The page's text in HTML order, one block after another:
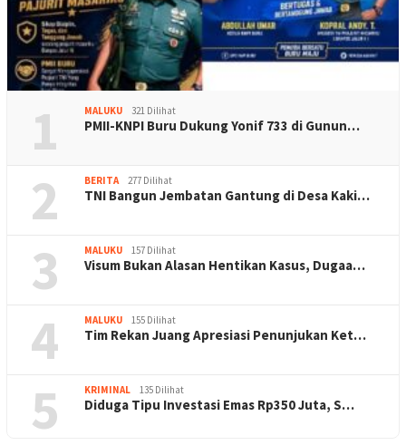
1 MALUKU 321 Dilihat
PMII-KNPI Buru Dukung Yonif 733 di Gunun…
2 BERITA 277 Dilihat
TNI Bangun Jembatan Gantung di Desa Kaki…
3 MALUKU 157 Dilihat
Visum Bukan Alasan Hentikan Kasus, Dugaa…
4 MALUKU 155 Dilihat
Tim Rekan Juang Apresiasi Penunjukan Ket…
5 KRIMINAL 135 Dilihat
Diduga Tipu Investasi Emas Rp350 Juta, S…